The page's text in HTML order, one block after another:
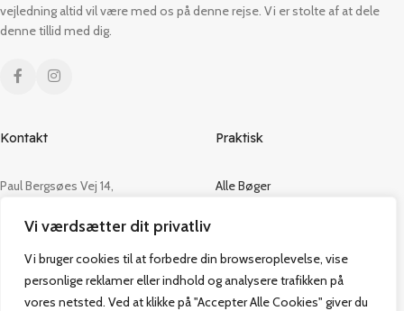
Vi værdsætter dit privatliv
Vi bruger cookies til at forbedre din browseroplevelse, vise
personlige reklamer eller indhold og analysere trafikken på
vores netsted. Ved at klikke på "Accepter Alle Cookies" giver du
vejledning altid vil være med os på denne rejse. Vi er stolte af at dele
denne tillid med dig.
Kontakt
Paul Bergsøes Vej 14,
CVR: 42813915
admin@vakifforlag.dk
+45 26 24 2354
Praktisk
Alle Bøger
Kontakt